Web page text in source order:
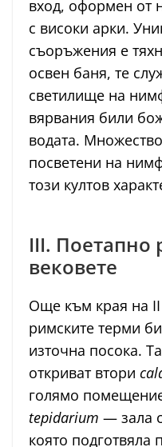
вход, оформен от
с високи арки.
съоръжения е
освен баня, те
светилище на
вярвания били
водата.
посветени на
този култов
III. Поетапно
вековете
Още към края на II
римските терми
източна посока.
откриват втори
голямо
tepidarium — зала
която подготвяла